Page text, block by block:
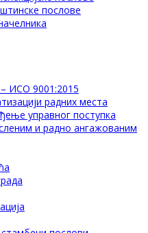
послове
ИСО 9001:2015
радних места
управног поступка
и радно ангажованим